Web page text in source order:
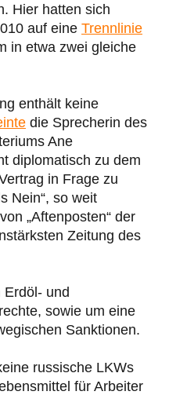
Hier hatten sich
auf eine Trennlinie
in etwa zwei gleiche
enthält keine
die Sprecherin des
Ane
diplomatisch zu dem
in Frage zu
Nein“, so weit
von „Aftenposten“ der
Zeitung des
Erdöl- und
sowie um eine
Sanktionen.
russische LKWs
für Arbeiter